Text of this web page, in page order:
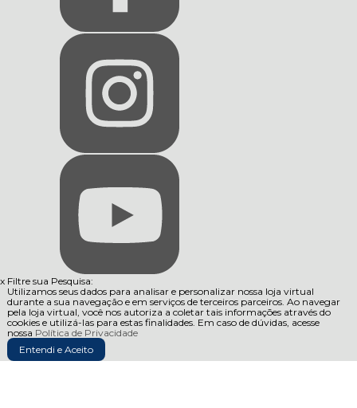
x Filtre sua Pesquisa:
Utilizamos seus dados para analisar e personalizar nossa loja virtual
durante a sua navegação e em serviços de terceiros parceiros. Ao navegar
pela loja virtual, você nos autoriza a coletar tais informações através do
cookies e utilizá-las para estas finalidades. Em caso de dúvidas, acesse
nossa Política de Privacidade
Entendi e Aceito